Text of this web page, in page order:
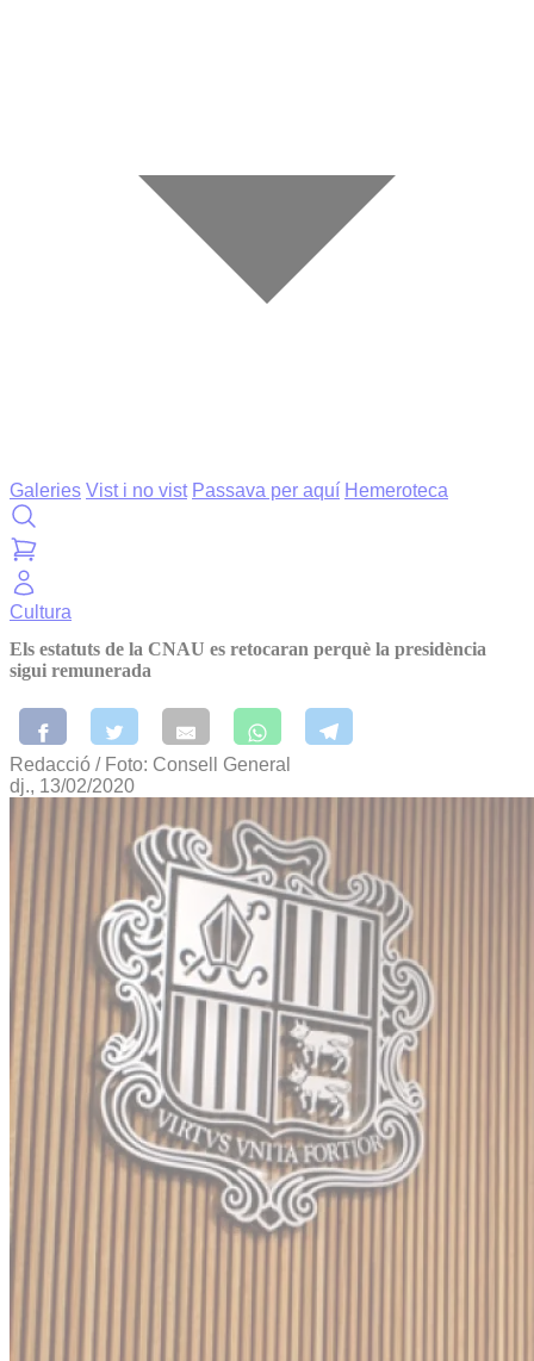
Galeries Vist i no vist Passava per aquí Hemeroteca
Cultura
Els estatuts de la CNAU es retocaran perquè la presidència
sigui remunerada
Redacció / Foto: Consell General
dj., 13/02/2020